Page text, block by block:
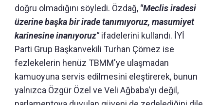
doğru olmadığını söyledi. Özdağ, "Meclis iradesi
üzerine başka bir irade tanımıyoruz, masumiyet
karinesine inanıyoruz"ifadelerini kullandı. İYİ
Parti Grup Başkanvekili Turhan Çömez ise
fezlekelerin henüz TBMM'ye ulaşmadan
kamuoyuna servis edilmesini eleştirerek, bunun
yalnızca Özgür Özel ve Veli Ağbaba'yı değil,